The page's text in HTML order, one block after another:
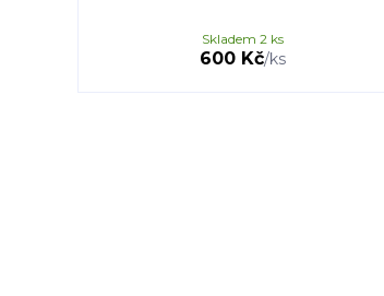
600 Kč/ks
Skladem 2 ks